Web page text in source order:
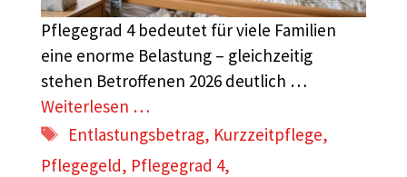
Pflegegrad 4 bedeutet für viele Familien
eine enorme Belastung – gleichzeitig
stehen Betroffenen 2026 deutlich …
Weiterlesen …
Schlagwörter
Entlastungsbetrag, Kurzzeitpflege,
Pflegegeld, Pflegegrad 4,